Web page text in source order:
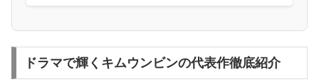
ドラマで輝くキムウンビンの代表作徹底紹介